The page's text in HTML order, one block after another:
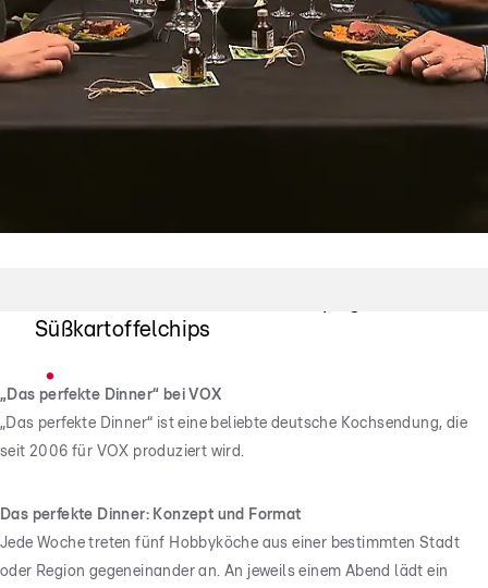
Süßkartoffelchips
„Das perfekte Dinner“ bei VOX
„Das perfekte Dinner“ ist eine beliebte deutsche Kochsendung, die
seit 2006 für VOX produziert wird.
Das perfekte Dinner: Konzept und Format
Jede Woche treten fünf Hobbyköche aus einer bestimmten Stadt
oder Region gegeneinander an. An jeweils einem Abend lädt ein